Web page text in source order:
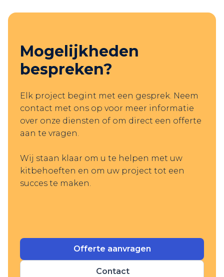
Mogelijkheden
bespreken?
Elk project begint met een gesprek. Neem
contact met ons op voor meer informatie
over onze diensten of om direct een offerte
aan te vragen.
Wij staan klaar om u te helpen met uw
kitbehoeften en om uw project tot een
succes te maken.
Contact
Offerte aanvragen